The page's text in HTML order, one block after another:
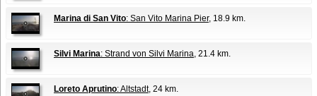
Marina di San Vito: San Vito Marina Pier, 18.9 km.
Silvi Marina: Strand von Silvi Marina, 21.4 km.
Loreto Aprutino: Altstadt, 24 km.